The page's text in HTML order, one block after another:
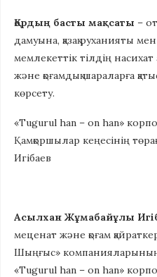
Қордың басты мақсаты –
дамуына, қазақ руханияты
мемлекеттік тілдің
және қоғамдық шараларға
көрсету.
«Tugurul han – on han»
Қамқоршылар кеңесінің
Игібаев
Асылхан Жұмабайұлы
меценат және қоғам
Шыңғыс»
«Tugurul han – on han»